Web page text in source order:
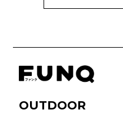
OUTDOOR